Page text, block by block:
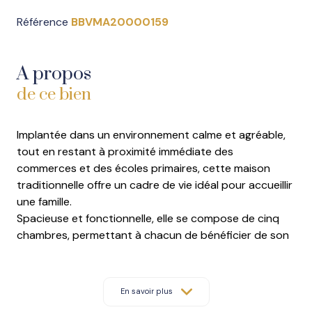
Référence BBVMA20000159
A propos
de ce bien
Implantée dans un environnement calme et agréable,
tout en restant à proximité immédiate des
commerces et des écoles primaires, cette maison
traditionnelle offre un cadre de vie idéal pour accueillir
une famille.
Spacieuse et fonctionnelle, elle se compose de cinq
chambres, permettant à chacun de bénéficier de son
vie optimal au quotidien.En savoir plus